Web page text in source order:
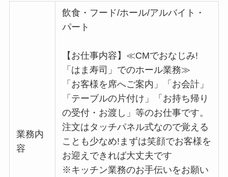
業務内
容
飲食・フード/ホール/アルバイト・
パート
【お仕事内容】≪CMでおなじみ!
「はま寿司」でのホール業務≫
「お客様を席へご案内」「お会計」
「テーブルの片付け」「お持ち帰り
の受付・お渡し」等のお仕事です。
注文はタッチパネル式なので覚える
ことも少なめ!まずは笑顔でお客様を
お迎えできれば大丈夫です
※キッチン業務のお手伝いをお願い